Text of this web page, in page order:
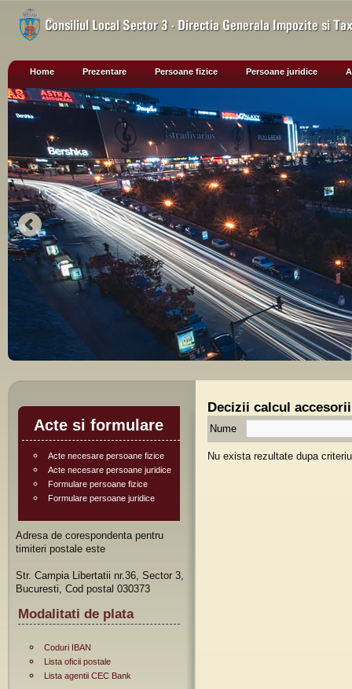
Home Prezentare Persoane fizice Persoane juridice
Acte si formulare
Acte necesare persoane fizice
Acte necesare persoane juridice
Formulare persoane fizice
Formulare persoane juridice
Adresa de corespondenta pentru
timiteri postale este
Str. Campia Libertatii nr.36, Sector 3,
Bucuresti, Cod postal 030373
Modalitati de plata
Coduri IBAN
Lista oficii postale
Lista agentii CEC Bank
Decizii calcul
Nume
Nu exista rezultate dupa